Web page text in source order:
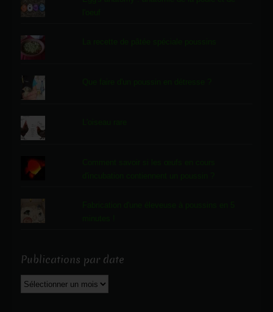
Publications par date
Publications
par